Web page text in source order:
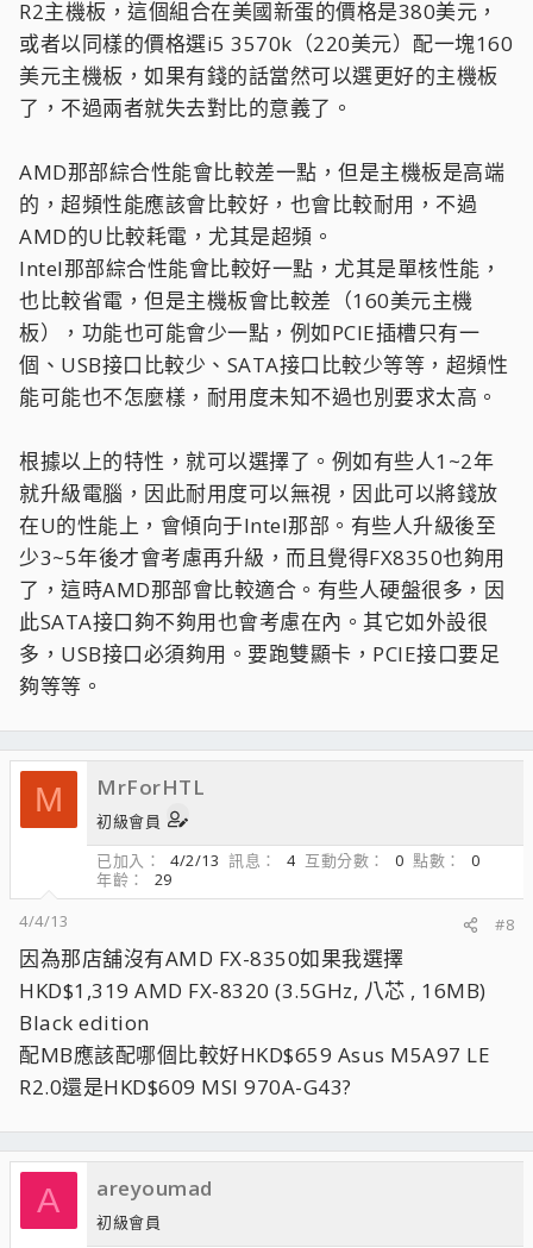
R2主機板，這個組合在美國新蛋的價格是380美元，
或者以同樣的價格選i5 3570k（220美元）配一塊160
美元主機板，如果有錢的話當然可以選更好的主機板
了，不過兩者就失去對比的意義了。
AMD那部綜合性能會比較差一點，但是主機板是高端
的，超頻性能應該會比較好，也會比較耐用，不過
AMD的U比較耗電，尤其是超頻。
Intel那部綜合性能會比較好一點，尤其是單核性能，
也比較省電，但是主機板會比較差（160美元主機
板），功能也可能會少一點，例如PCIE插槽只有一
個、USB接口比較少、SATA接口比較少等等，超頻性
能可能也不怎麼樣，耐用度未知不過也別要求太高。
根據以上的特性，就可以選擇了。例如有些人1~2年
就升級電腦，因此耐用度可以無視，因此可以將錢放
在U的性能上，會傾向于Intel那部。有些人升級後至
少3~5年後才會考慮再升級，而且覺得FX8350也夠用
了，這時AMD那部會比較適合。有些人硬盤很多，因
此SATA接口夠不夠用也會考慮在內。其它如外設很
多，USB接口必須夠用。要跑雙顯卡，PCIE接口要足
夠等等。
M MrForHTL
初級會員
已加入
4/2/13 訊息 4 互動分數 0 點數
0
年齡
29
4/4/13
#8
因為那店舖沒有AMD FX-8350如果我選擇
HKD$1,319 AMD FX-8320 (3.5GHz, 八芯 , 16MB)
Black edition
配MB應該配哪個比較好HKD$659 Asus M5A97 LE
R2.0還是HKD$609 MSI 970A-G43?
A areyoumad
初級會員